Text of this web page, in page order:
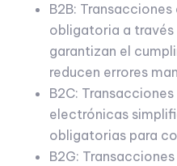
B2B:
obligatoria a través
garantizan el
reducen errores
B2C:
electrónicas
obligatorias para
B2G: